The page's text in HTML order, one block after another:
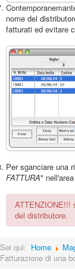
nome del
fatturati ed evitare
Per sganciare una
FATTURA"
ATTENZIONE!!!
del distributore.
Sei qui: Home
Fatturazione di una